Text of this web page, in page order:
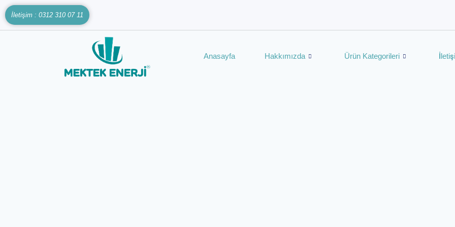
İletişim : 0312 310 07 11
Anasayfa Hakkımızda Ürün Kategorileri